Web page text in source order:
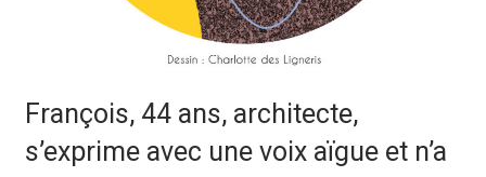
François, 44 ans, architecte,
s’exprime avec une voix aïgue et n’a